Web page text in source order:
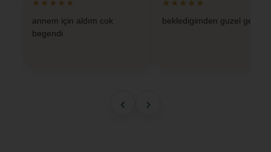
★★★★★
annem için aldım cok
begendi
★★★★★
bekledigimden guzel geldi
‹ ›